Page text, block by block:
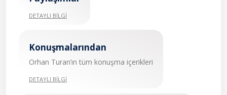
DETAYLI BİLGİ
Konuşmalarından
Orhan Turan’ın tüm konuşma içerikleri
DETAYLI BİLGİ